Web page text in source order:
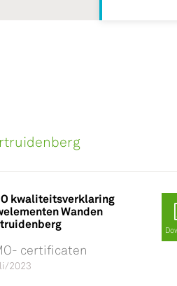
kwaliteitsverklaring
Wanden
certificaten
2023